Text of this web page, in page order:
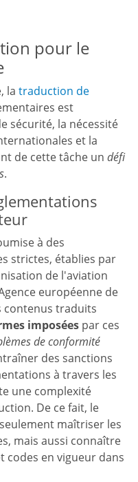
pour le
la traduction de
est
sécurité, la nécessité
et la
de cette tâche un défi
.
à des
strictes, établies par
de l'aviation
européenne de
contenus traduits
imposées par ces
de conformité
des sanctions
à travers les
une complexité
De ce fait, le
maîtriser les
mais aussi connaître
codes en vigueur dans